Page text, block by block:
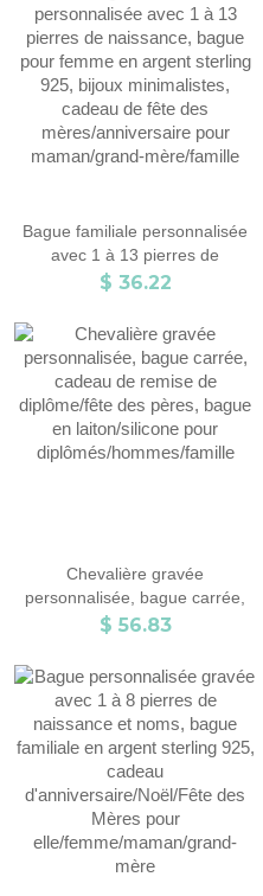
Bague familiale personnalisée
avec 1 à 13 pierres de
naissance, bague pour femme
minimalistes, cadeau de fête
des mères/anniversaire pour
maman/grand-mère/famille
$ 36.22
Chevalière gravée
personnalisée, bague carrée,
cadeau de remise de
en laiton/silicone pour
diplômés/hommes/famille
$ 56.83